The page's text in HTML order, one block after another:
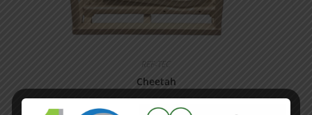
REF-TEC
Cheetah